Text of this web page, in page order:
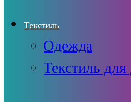
Текстиль
Одежда
Текстиль